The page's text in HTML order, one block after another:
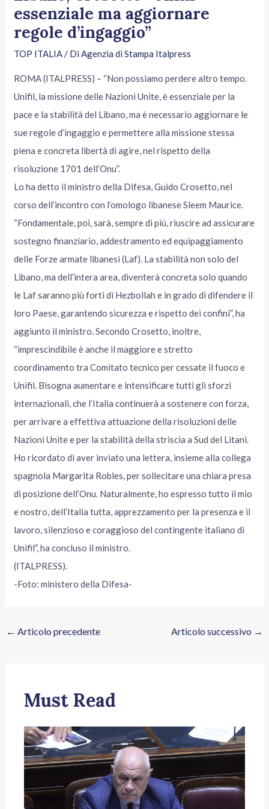
essenziale ma aggiornare
regole d’ingaggio”
TOP ITALIA/ DiAgenzia di Stampa Italpress
ROMA (ITALPRESS) – “Non possiamo perdere altro tempo.
Unifil, la missione delle Nazioni Unite, è essenziale per la
pace e la stabilità del Libano, ma è necessario aggiornare le
sue regole d’ingaggio e permettere alla missione stessa
piena e concreta libertà di agire, nel rispetto della
risoluzione 1701 dell’Onu”.
Lo ha detto il ministro della Difesa, Guido Crosetto, nel
corso dell’incontro con l’omologo libanese Sleem Maurice.
“Fondamentale, poi, sarà, sempre di più, riuscire ad assicurare
sostegno finanziario, addestramento ed equipaggiamento
delle Forze armate libanesi (Laf). La stabilità non solo del
Libano, ma dell’intera area, diventerà concreta solo quando
le Laf saranno più forti di Hezbollah e in grado di difendere il
loro Paese, garantendo sicurezza e rispetto dei confini”, ha
aggiunto il ministro. Secondo Crosetto, inoltre,
“imprescindibile è anche il maggiore e stretto
coordinamento tra Comitato tecnico per cessate il fuoco e
Unifil. Bisogna aumentare e intensificare tutti gli sforzi
internazionali, che l’Italia continuerà a sostenere con forza,
per arrivare a effettiva attuazione della risoluzioni delle
Nazioni Unite e per la stabilità della striscia a Sud del Litani.
Ho ricordato di aver inviato una lettera, insieme alla collega
spagnola Margarita Robles, per sollecitare una chiara presa
di posizione dell’Onu. Naturalmente, ho espresso tutto il mio
e nostro, dell’Italia tutta, apprezzamento per la presenza e il
lavoro, silenzioso e coraggioso del contingente italiano di
Unifil”, ha concluso il ministro.
(ITALPRESS).
-Foto: ministero della Difesa-
← Articolo precedente Articolo successivo →
Must Read